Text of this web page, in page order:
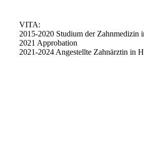
VITA:
2015-2020 Studium der Zahnmedizin
2021 Approbation
2021-2024 Angestellte Zahnärztin in